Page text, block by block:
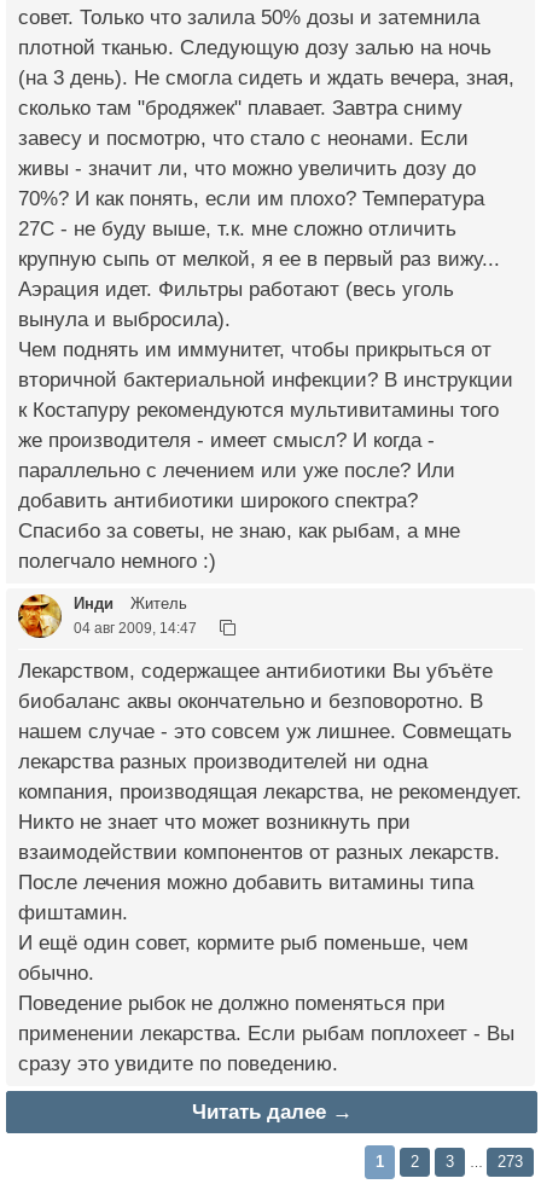
совет. Только что залила 50% дозы и затемнила
плотной тканью. Следующую дозу залью на ночь
(на 3 день). Не смогла сидеть и ждать вечера, зная,
сколько там "бродяжек" плавает. Завтра сниму
завесу и посмотрю, что стало с неонами. Если
живы - значит ли, что можно увеличить дозу до
70%? И как понять, если им плохо? Температура
27С - не буду выше, т.к. мне сложно отличить
крупную сыпь от мелкой, я ее в первый раз вижу...
Аэрация идет. Фильтры работают (весь уголь
вынула и выбросила).
Чем поднять им иммунитет, чтобы прикрыться от
вторичной бактериальной инфекции? В инструкции
к Костапуру рекомендуются мультивитамины того
же производителя - имеет смысл? И когда -
параллельно с лечением или уже после? Или
добавить антибиотики широкого спектра?
Спасибо за советы, не знаю, как рыбам, а мне
полегчало немного :)
Инди Житель
04 авг 2009, 14:47
Лекарством, содержащее антибиотики Вы убъёте
биобаланс аквы окончательно и безповоротно. В
нашем случае - это совсем уж лишнее. Совмещать
лекарства разных производителей ни одна
компания, производящая лекарства, не рекомендует.
Никто не знает что может возникнуть при
взаимодействии компонентов от разных лекарств.
После лечения можно добавить витамины типа
фиштамин.
И ещё один совет, кормите рыб поменьше, чем
обычно.
Поведение рыбок не должно поменяться при
применении лекарства. Если рыбам поплохеет - Вы
сразу это увидите по поведению.
Читать далее →
1 2 3 273